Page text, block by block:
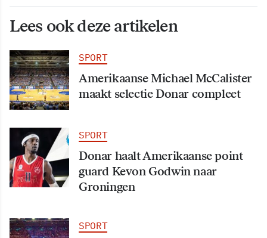
Lees ook deze artikelen
SPORT
Amerikaanse Michael McCalister
maakt selectie Donar compleet
SPORT
Donar haalt Amerikaanse point
guard Kevon Godwin naar
Groningen
SPORT